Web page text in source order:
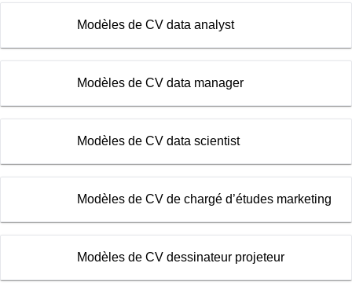
Modèles de CV data analyst
Modèles de CV data manager
Modèles de CV data scientist
Modèles de CV de chargé d’études marketing
Modèles de CV dessinateur projeteur